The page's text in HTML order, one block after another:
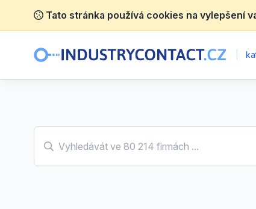
Tato stránka používá cookies na vylepšení